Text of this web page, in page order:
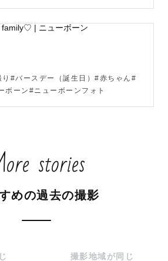
がほとんどだと思います✨
まで細かくお伝えします！
していただけるよう、
ジャンル ┈ ┈ ┈ ┈ ┈ *
得意です✨ ／
3兄妹ママです⭐️
#バースデー（誕生日）#赤ちゃん#
ボーン#ニューボーンフォト
stories
めの過去の撮影
撮影地域が同じ